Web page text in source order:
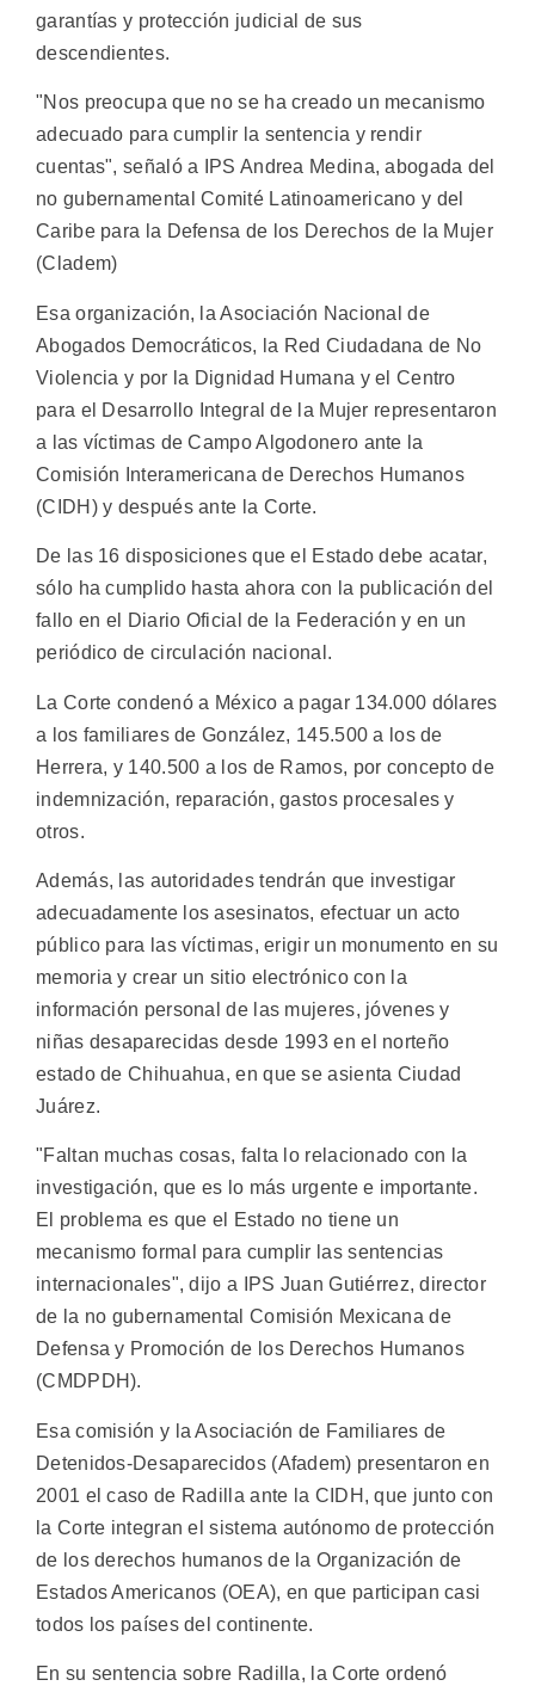
garantías y protección judicial de sus
descendientes.
"Nos preocupa que no se ha creado un mecanismo
adecuado para cumplir la sentencia y rendir
cuentas", señaló a IPS Andrea Medina, abogada del
no gubernamental Comité Latinoamericano y del
Caribe para la Defensa de los Derechos de la Mujer
(Cladem)
Esa organización, la Asociación Nacional de
Abogados Democráticos, la Red Ciudadana de No
Violencia y por la Dignidad Humana y el Centro
para el Desarrollo Integral de la Mujer representaron
a las víctimas de Campo Algodonero ante la
Comisión Interamericana de Derechos Humanos
(CIDH) y después ante la Corte.
De las 16 disposiciones que el Estado debe acatar,
sólo ha cumplido hasta ahora con la publicación del
fallo en el Diario Oficial de la Federación y en un
periódico de circulación nacional.
La Corte condenó a México a pagar 134.000 dólares
a los familiares de González, 145.500 a los de
Herrera, y 140.500 a los de Ramos, por concepto de
indemnización, reparación, gastos procesales y
otros.
Además, las autoridades tendrán que investigar
adecuadamente los asesinatos, efectuar un acto
público para las víctimas, erigir un monumento en su
memoria y crear un sitio electrónico con la
información personal de las mujeres, jóvenes y
niñas desaparecidas desde 1993 en el norteño
estado de Chihuahua, en que se asienta Ciudad
Juárez.
"Faltan muchas cosas, falta lo relacionado con la
investigación, que es lo más urgente e importante.
El problema es que el Estado no tiene un
mecanismo formal para cumplir las sentencias
internacionales", dijo a IPS Juan Gutiérrez, director
de la no gubernamental Comisión Mexicana de
Defensa y Promoción de los Derechos Humanos
(CMDPDH).
Esa comisión y la Asociación de Familiares de
Detenidos-Desaparecidos (Afadem) presentaron en
2001 el caso de Radilla ante la CIDH, que junto con
la Corte integran el sistema autónomo de protección
de los derechos humanos de la Organización de
Estados Americanos (OEA), en que participan casi
todos los países del continente.
En su sentencia sobre Radilla, la Corte ordenó